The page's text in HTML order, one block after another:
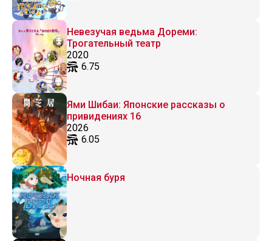
Невезучая ведьма Дореми:
Трогательный театр
2020
6.75
Ями Шибаи: Японские рассказы о
привидениях 16
2026
6.05
Ночная буря